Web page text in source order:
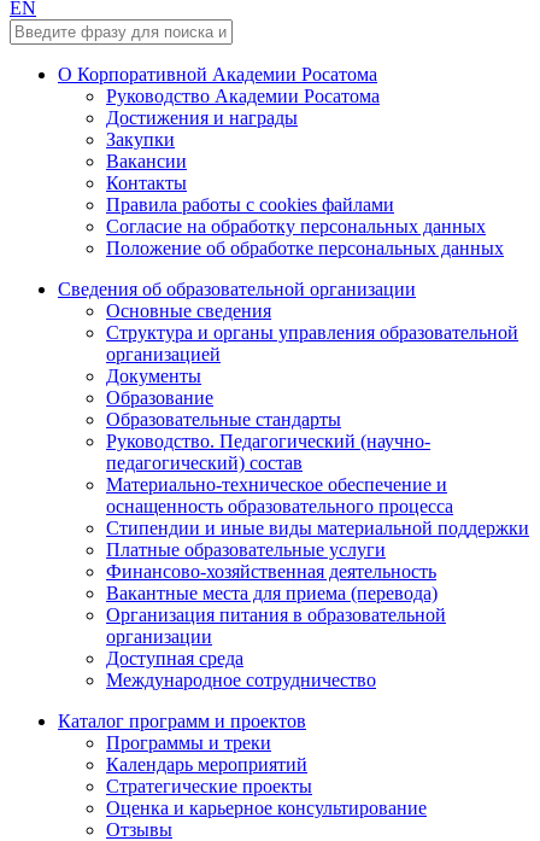
EN
О Корпоративной Академии Росатома
Руководство Академии Росатома
Достижения и награды
Закупки
Вакансии
Контакты
Правила работы с cookies файлами
Согласие на обработку персональных данных
Положение об обработке персональных данных
Сведения об образовательной организации
Основные сведения
Структура и органы управления образовательной
организацией
Документы
Образование
Образовательные стандарты
Руководство. Педагогический (научно-
педагогический) состав
Материально-техническое обеспечение и
оснащенность образовательного процесса
Стипендии и иные виды материальной поддержки
Платные образовательные услуги
Финансово-хозяйственная деятельность
Вакантные места для приема (перевода)
Организация питания в образовательной
организации
Доступная среда
Международное сотрудничество
Каталог программ и проектов
Программы и треки
Календарь мероприятий
Стратегические проекты
Оценка и карьерное консультирование
Отзывы